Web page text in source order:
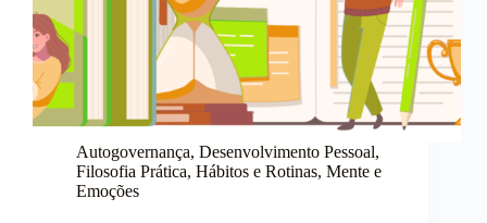
Autogovernança, Desenvolvimento Pessoal,
Filosofia Prática, Hábitos e Rotinas, Mente e
Emoções